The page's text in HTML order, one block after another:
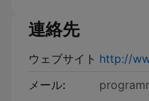
連絡先
ウェブサイト http://
メール: